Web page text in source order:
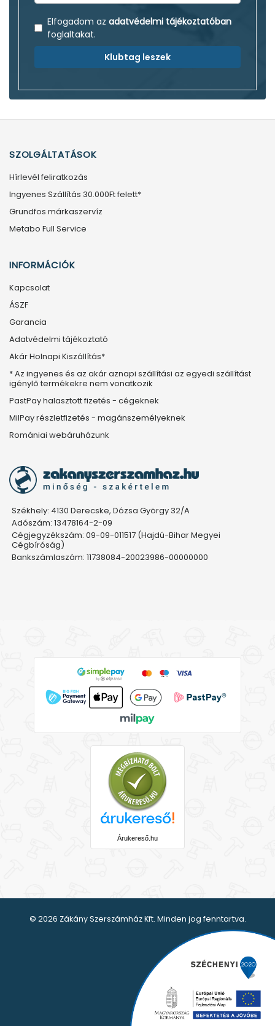
Elfogadom az adatvédelmi tájékoztatóban
foglaltakat.
Klubtag leszek
SZOLGÁLTATÁSOK
Hírlevél feliratkozás
Ingyenes Szállítás 30.000Ft felett*
Grundfos márkaszervíz
Metabo Full Service
INFORMÁCIÓK
Kapcsolat
ÁSZF
Garancia
Adatvédelmi tájékoztató
Akár Holnapi Kiszállítás*
* Az ingyenes és az akár aznapi szállítási az egyedi szállítást
igénylő termékekre nem vonatkozik
PastPay halasztott fizetés - cégeknek
MilPay részletfizetés - magánszemélyeknek
Romániai webáruházunk
Székhely: 4130 Derecske, Dózsa György 32/A
Adószám: 13478164-2-09
Cégjegyzékszám: 09-09-011517 (Hajdú-Bihar Megyei
Cégbíróság)
Bankszámlaszám: 11738084-20023986-00000000
Árukereső.hu
© 2026 Zákány Szerszámház Kft. Minden jog fenntartva.